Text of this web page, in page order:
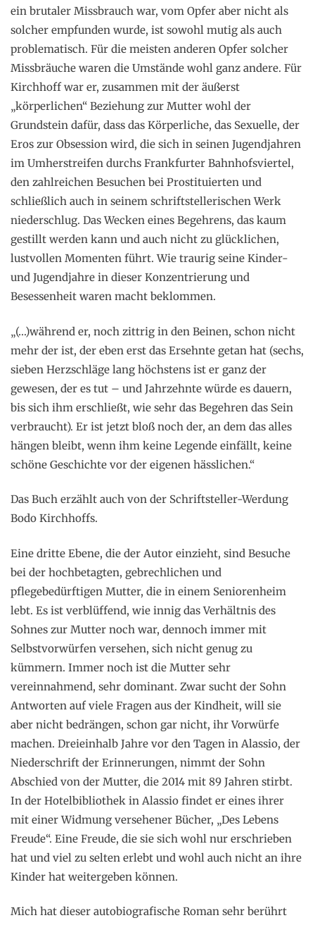
ein brutaler Missbrauch war, vom Opfer aber nicht als
solcher empfunden wurde, ist sowohl mutig als auch
problematisch. Für die meisten anderen Opfer solcher
Missbräuche waren die Umstände wohl ganz andere. Für
Kirchhoff war er, zusammen mit der äußerst
„körperlichen“ Beziehung zur Mutter wohl der
Grundstein dafür, dass das Körperliche, das Sexuelle, der
Eros zur Obsession wird, die sich in seinen Jugendjahren
im Umherstreifen durchs Frankfurter Bahnhofsviertel,
den zahlreichen Besuchen bei Prostituierten und
schließlich auch in seinem schriftstellerischen Werk
niederschlug. Das Wecken eines Begehrens, das kaum
gestillt werden kann und auch nicht zu glücklichen,
lustvollen Momenten führt. Wie traurig seine Kinder-
und Jugendjahre in dieser Konzentrierung und
Besessenheit waren macht beklommen.
„(…)während er, noch zittrig in den Beinen, schon nicht
mehr der ist, der eben erst das Ersehnte getan hat (sechs,
sieben Herzschläge lang höchstens ist er ganz der
gewesen, der es tut – und Jahrzehnte würde es dauern,
bis sich ihm erschließt, wie sehr das Begehren das Sein
verbraucht). Er ist jetzt bloß noch der, an dem das alles
hängen bleibt, wenn ihm keine Legende einfällt, keine
schöne Geschichte vor der eigenen hässlichen.“
Das Buch erzählt auch von der Schriftsteller-Werdung
Bodo Kirchhoffs.
Eine dritte Ebene, die der Autor einzieht, sind Besuche
bei der hochbetagten, gebrechlichen und
pflegebedürftigen Mutter, die in einem Seniorenheim
lebt. Es ist verblüffend, wie innig das Verhältnis des
Sohnes zur Mutter noch war, dennoch immer mit
Selbstvorwürfen versehen, sich nicht genug zu
kümmern. Immer noch ist die Mutter sehr
vereinnahmend, sehr dominant. Zwar sucht der Sohn
Antworten auf viele Fragen aus der Kindheit, will sie
aber nicht bedrängen, schon gar nicht, ihr Vorwürfe
machen. Dreieinhalb Jahre vor den Tagen in Alassio, der
Niederschrift der Erinnerungen, nimmt der Sohn
Abschied von der Mutter, die 2014 mit 89 Jahren stirbt.
In der Hotelbibliothek in Alassio findet er eines ihrer
mit einer Widmung versehener Bücher, „Des Lebens
Freude“. Eine Freude, die sie sich wohl nur erschrieben
hat und viel zu selten erlebt und wohl auch nicht an ihre
Kinder hat weitergeben können.
Mich hat dieser autobiografische Roman sehr berührt